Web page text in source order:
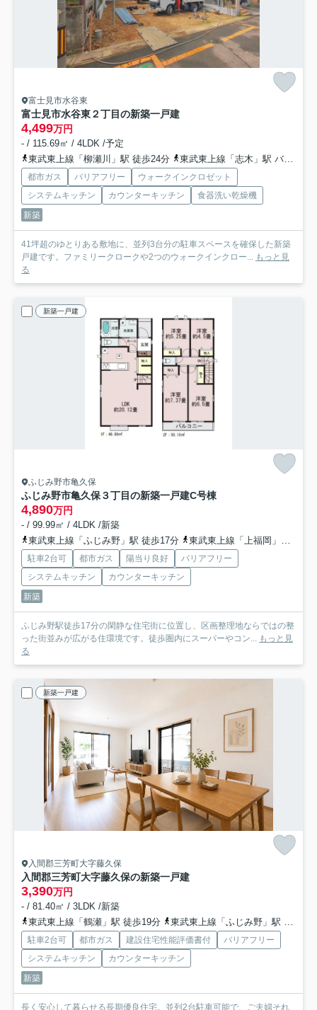
富士見市水谷東
富士見市水谷東２丁目の新築一戸建
4,499万円
- / 115.69㎡ / 4LDK /予定
東武東上線「柳瀬川」駅 徒歩24分
東武東上線「志木」駅 バス13分 「富士見クリニック」 停歩1分
都市ガス バリアフリー
ウォークインクロゼット
システムキッチン
カウンターキッチン
食器洗い乾燥機
新築
41坪超のゆとりある敷地に、並列3台分の駐車スペースを確保した新築
戸建です。ファミリークロークや2つのウォークインクロー... もっと見
る
新築一戸建
ふじみ野市亀久保
ふじみ野市亀久保３丁目の新築一戸建C号棟
4,890万円
- / 99.99㎡ / 4LDK /新築
東武東上線「ふじみ野」駅 徒歩17分
東武東上線「上福岡」駅 徒歩22分
駐車2台可 都市ガス 陽当り良好
バリアフリー
システムキッチン
カウンターキッチン
新築
ふじみ野駅徒歩17分の閑静な住宅街に位置し、区画整理地ならではの整
った街並みが広がる住環境です。徒歩圏内にスーパーやコン... もっと見
る
新築一戸建
入間郡三芳町大字藤久保
入間郡三芳町大字藤久保の新築一戸建
3,390万円
- / 81.40㎡ / 3LDK /新築
東武東上線「鶴瀬」駅 徒歩19分
東武東上線「ふじみ野」駅 徒歩33分
駐車2台可 都市ガス 建設住宅性能評価書付
バリアフリー
システムキッチン
カウンターキッチン
新築
長く安心して暮らせる長期優良住宅。並列2台駐車可能で、ご夫婦それ